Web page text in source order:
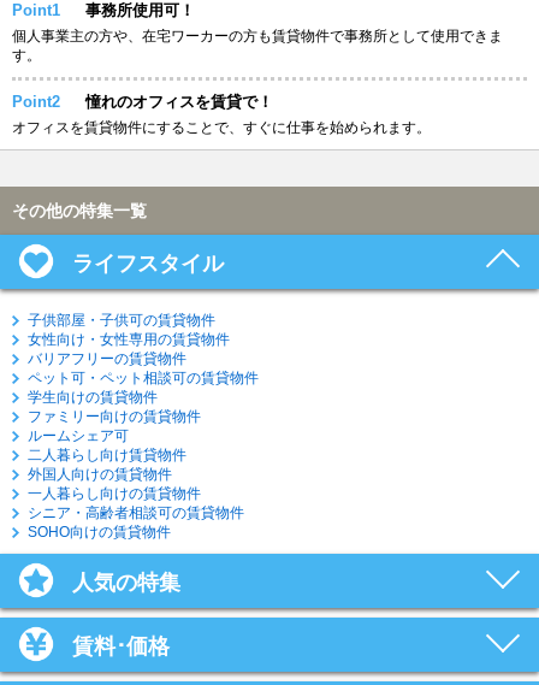
Point1 事務所使用可！
個人事業主の方や、在宅ワーカーの方も賃貸物件で事務所として使用できま
す。
Point2 憧れのオフィスを賃貸で！
オフィスを賃貸物件にすることで、すぐに仕事を始められます。
その他の特集一覧
ライフスタイル
子供部屋・子供可の賃貸物件
女性向け・女性専用の賃貸物件
バリアフリーの賃貸物件
ペット可・ペット相談可の賃貸物件
学生向けの賃貸物件
ファミリー向けの賃貸物件
ルームシェア可
二人暮らし向け賃貸物件
外国人向けの賃貸物件
一人暮らし向けの賃貸物件
シニア・高齢者相談可の賃貸物件
SOHO向けの賃貸物件
人気の特集
賃料･価格